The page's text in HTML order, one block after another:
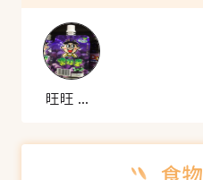
旺旺 果粒多葡萄汁饮料